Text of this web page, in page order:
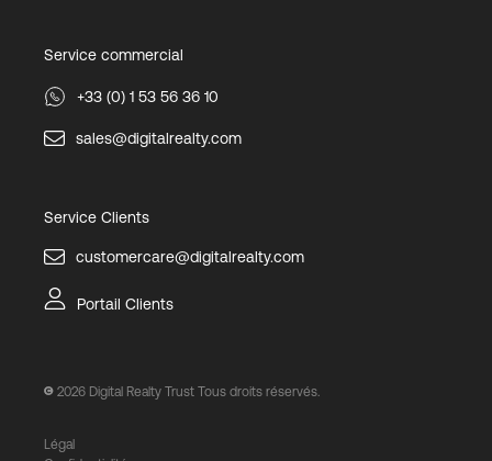
Service commercial
+33 (0) 1 53 56 36 10
sales@digitalrealty.com
Service Clients
customercare@digitalrealty.com
Portail Clients
2026 Digital Realty Trust Tous droits réservés.
Légal